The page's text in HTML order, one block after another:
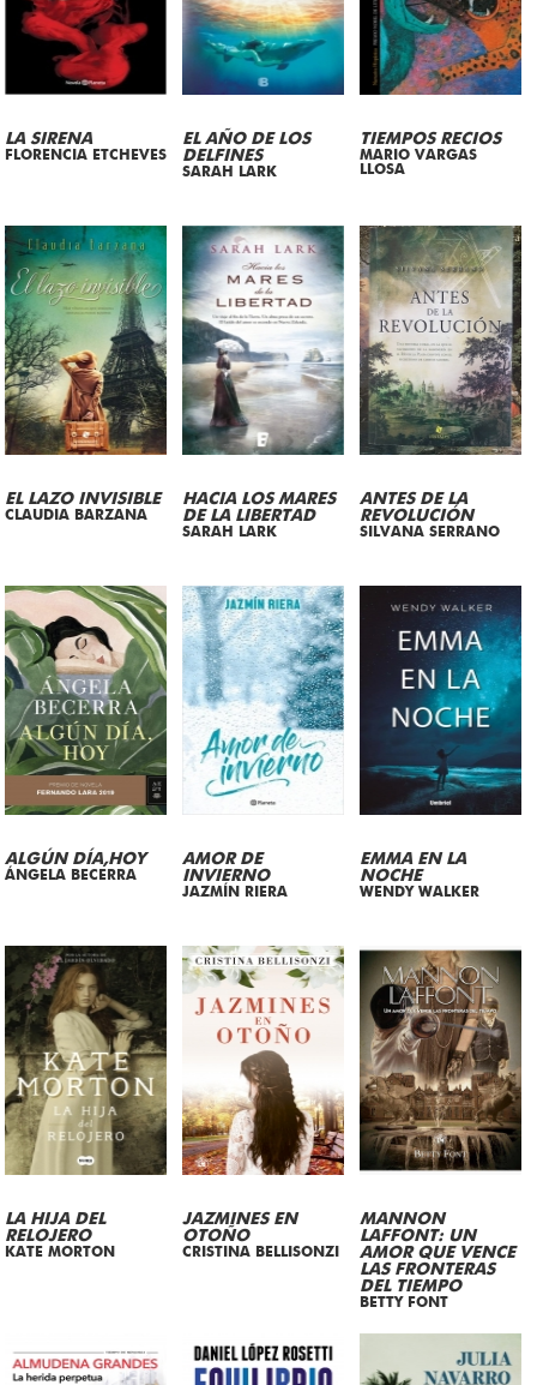
LA SIRENA
FLORENCIA ETCHEVES
EL AÑO DE LOS
DELFINES
SARAH LARK
TIEMPOS RECIOS
MARIO VARGAS
LLOSA
EL LAZO INVISIBLE
CLAUDIA BARZANA
HACIA LOS MARES
DE LA LIBERTAD
SARAH LARK
ANTES DE LA
REVOLUCIÓN
SILVANA SERRANO
ALGÚN DÍA,HOY
ÁNGELA BECERRA
AMOR DE
INVIERNO
JAZMÍN RIERA
EMMA EN LA
NOCHE
WENDY WALKER
LA HIJA DEL
RELOJERO
KATE MORTON
JAZMINES EN
OTOÑO
CRISTINA BELLISONZI
MANNON
LAFFONT: UN
AMOR QUE VENCE
LAS FRONTERAS
DEL TIEMPO
BETTY FONT